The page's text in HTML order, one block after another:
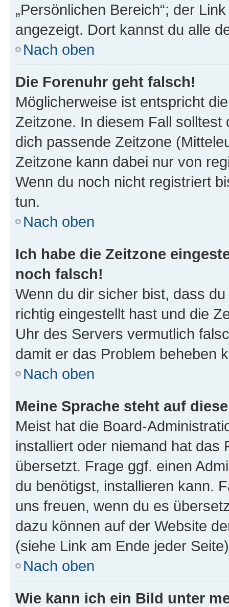
„Persönlichen Bereich“; der
angezeigt. Dort kannst du alle
Nach oben
Die Forenuhr geht falsch!
Möglicherweise ist entspricht
Zeitzone. In diesem Fall solltest
dich passende Zeitzone
Zeitzone kann dabei nur von
Wenn du noch nicht registriert
tun.
Nach oben
Ich habe die Zeitzone
noch falsch!
Wenn du dir sicher bist, dass
richtig eingestellt hast und die
Uhr des Servers vermutlich
damit er das Problem beheben
Nach oben
Meine Sprache steht auf
Meist hat die Board-
installiert oder niemand hat das
übersetzt. Frage ggf. einen
du benötigst, installieren kann.
uns freuen, wenn du es
dazu können auf der Website
(siehe Link am Ende jeder
Nach oben
Wie kann ich ein Bild unter